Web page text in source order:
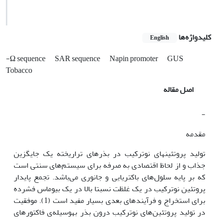
کلیدواژه‌ها English
-Ω sequence SAR sequence Napin promoter GUS
Tobacco
اصل مقاله
-
مقدمه
تولید پروتئین‫های نوترکیب در بذرهای تراریخته یک جایگزین
جذاب و از لحاظ اقتصادی به صرفه برای سیستم‌های سنتی است
که بر پایه سلول‌های باکتریایی و جانوری می‌باشد. تجمع پایدار
پروتئین نوترکیب در یک غلظت نسبتا بالا در یک بیوماس فشرده
برای استخراج و فرآیندهای بعدی بسیار مفید است (1). موفقیت
در تولید پروتئین‌های نوترکیب درون بذر به‫وسیله‌ی فاکتورهای